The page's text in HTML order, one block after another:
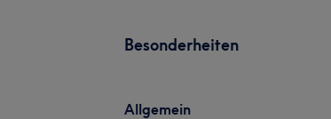
Besonderheiten
Allgemein